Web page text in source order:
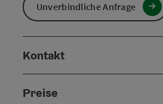
Unverbindliche Anfrage
Kontakt
Preise